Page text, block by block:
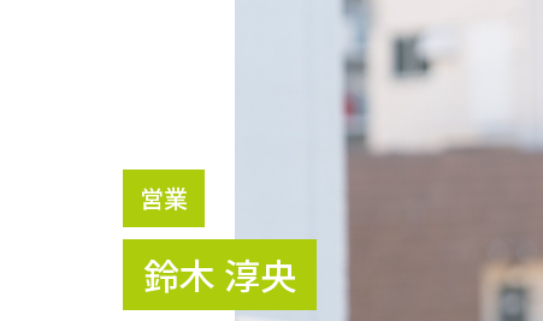
営業
鈴木 淳央